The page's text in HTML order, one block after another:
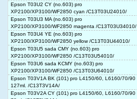
Epson T03U2 CY (no.603) pro
XP2100/XP3100/WF2850 cyan /C13T03U24010/
Epson T03U3 MA (no.603) pro
XP2100/XP3100/WF2850 magenta /C13T03U34010/
Epson T03U4 YE (no.603) pro
XP2100/XP3100/WF2850 yellow /C13T03U44010/
Epson T03U5 sada CMY (no.603) pro
XP2100/XP3100/WF2850 /C13T03U54010/
Epson T03U6 sada KCMY (no.603) pro
XP2100/XP3100/WF2850 /C13T03U64010/
Epson T03V1A BK (101) pro L4150/60, L6160/70/90
127ml. /C13T3V14A/
Epson T03V2A CY (101) pro L4150/60, L6160/70/90